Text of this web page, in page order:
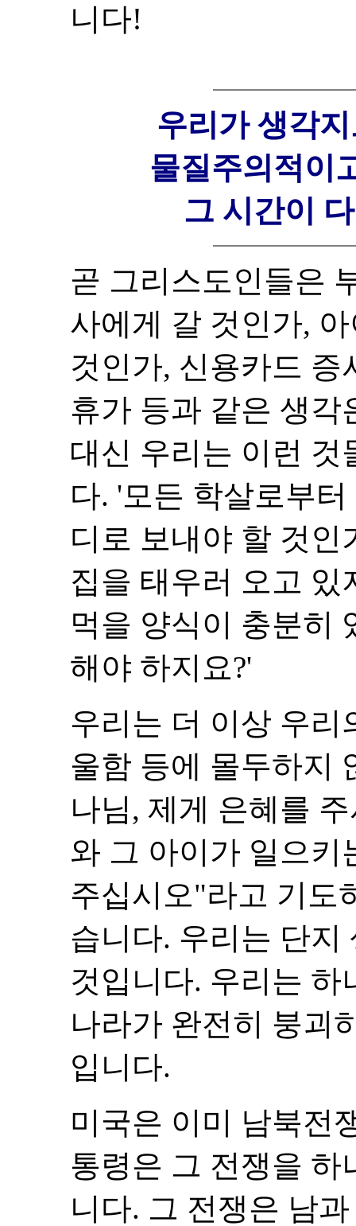
니다!
우리가 생각
물질주의적이
그 시간이
곧 그리스도인들은
사에게 갈 것인가,
것인가, 신용카드 증
휴가 등과 같은 생각
대신 우리는 이런 것
다. '모든 학살로부
디로 보내야 할 것인
집을 태우러 오고 있
먹을 양식이 충분히
해야 하지요?'
우리는 더 이상 우리
울함 등에 몰두하지
나님, 제게 은혜를
와 그 아이가 일으키
주십시오"라고 기도
습니다. 우리는 단지
것입니다. 우리는
나라가 완전히 붕괴
입니다.
미국은 이미 남북전
통령은 그 전쟁을 하
니다. 그 전쟁은 남